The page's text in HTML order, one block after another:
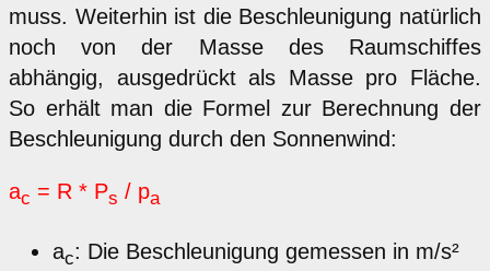
muss. Weiterhin ist die Beschleunigung natürlich
noch von der Masse des Raumschiffes
abhängig, ausgedrückt als Masse pro Fläche.
So erhält man die Formel zur Berechnung der
Beschleunigung durch den Sonnenwind:
ac = R * Ps / pa
ac: Die Beschleunigung gemessen in m/s²